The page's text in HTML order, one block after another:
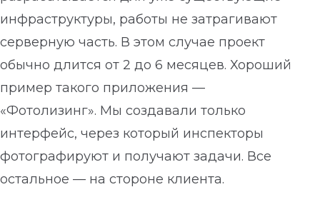
инфраструктуры, работы не затрагивают
серверную часть. В этом случае проект
обычно длится от 2 до 6 месяцев. Хороший
пример такого приложения —
«Фотолизинг». Мы создавали только
интерфейс, через который инспекторы
фотографируют и получают задачи. Все
остальное — на стороне клиента.